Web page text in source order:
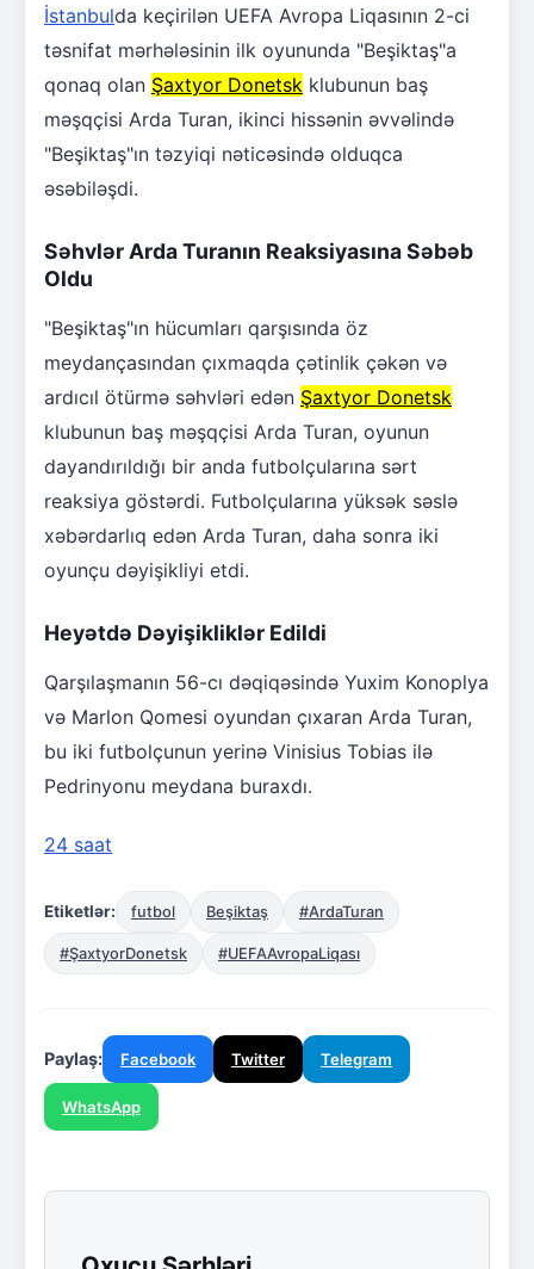
İstanbulda keçirilən UEFA Avropa Liqasının 2-ci
təsnifat mərhələsinin ilk oyununda "Beşiktaş"a
qonaq olan Şaxtyor Donetsk klubunun baş
məşqçisi Arda Turan, ikinci hissənin əvvəlində
"Beşiktaş"ın təzyiqi nəticəsində olduqca
əsəbiləşdi.
Səhvlər Arda Turanın Reaksiyasına Səbəb
Oldu
"Beşiktaş"ın hücumları qarşısında öz
meydançasından çıxmaqda çətinlik çəkən və
ardıcıl ötürmə səhvləri edən Şaxtyor Donetsk
klubunun baş məşqçisi Arda Turan, oyunun
dayandırıldığı bir anda futbolçularına sərt
reaksiya göstərdi. Futbolçularına yüksək səslə
xəbərdarlıq edən Arda Turan, daha sonra iki
oyunçu dəyişikliyi etdi.
Heyətdə Dəyişikliklər Edildi
Qarşılaşmanın 56-cı dəqiqəsində Yuxim Konoplya
və Marlon Qomesi oyundan çıxaran Arda Turan,
bu iki futbolçunun yerinə Vinisius Tobias ilə
Pedrinyonu meydana buraxdı.
24 saat
Etiketlər: futbol Beşiktaş #ArdaTuran
#ŞaxtyorDonetsk #UEFAAvropaLiqası
Paylaş: Facebook Twitter Telegram
WhatsApp